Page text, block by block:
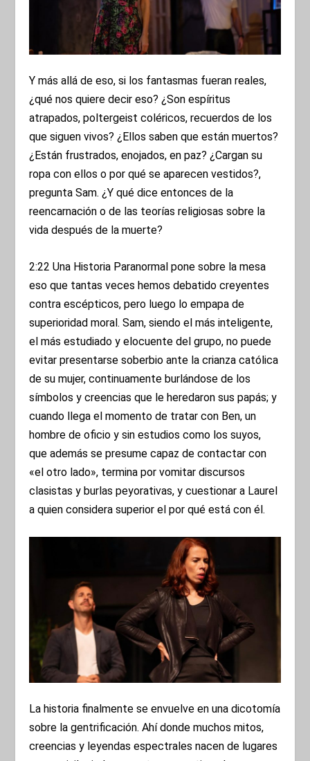
Y más allá de eso, si los fantasmas fueran reales,
¿qué nos quiere decir eso? ¿Son espíritus
atrapados, poltergeist coléricos, recuerdos de los
que siguen vivos? ¿Ellos saben que están muertos?
¿Están frustrados, enojados, en paz? ¿Cargan su
ropa con ellos o por qué se aparecen vestidos?,
pregunta Sam. ¿Y qué dice entonces de la
reencarnación o de las teorías religiosas sobre la
vida después de la muerte?
2:22 Una Historia Paranormal pone sobre la mesa
eso que tantas veces hemos debatido creyentes
contra escépticos, pero luego lo empapa de
superioridad moral. Sam, siendo el más inteligente,
el más estudiado y elocuente del grupo, no puede
evitar presentarse soberbio ante la crianza católica
de su mujer, continuamente burlándose de los
símbolos y creencias que le heredaron sus papás; y
cuando llega el momento de tratar con Ben, un
hombre de oficio y sin estudios como los suyos,
que además se presume capaz de contactar con
«el otro lado», termina por vomitar discursos
clasistas y burlas peyorativas, y cuestionar a Laurel
a quien considera superior el por qué está con él.
La historia finalmente se envuelve en una dicotomía
sobre la gentrificación. Ahí donde muchos mitos,
creencias y leyendas espectrales nacen de lugares